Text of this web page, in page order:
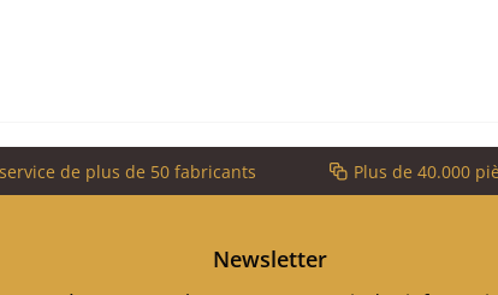
de plus de 50 fabricants Plus de 40.000
Newsletter